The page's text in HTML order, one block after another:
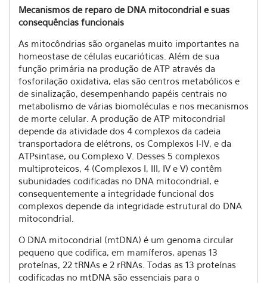
Mecanismos de reparo de DNA mitocondrial e suas
consequências funcionais
As mitocôndrias são organelas muito importantes na
homeostase de células eucarióticas. Além de sua
função primária na produção de ATP através da
fosforilação oxidativa, elas são centros metabólicos e
de sinalização, desempenhando papéis centrais no
metabolismo de várias biomoléculas e nos mecanismos
de morte celular. A produção de ATP mitocondrial
depende da atividade dos 4 complexos da cadeia
transportadora de elétrons, os Complexos I-IV, e da
ATPsintase, ou Complexo V. Desses 5 complexos
multiproteicos, 4 (Complexos I, III, IV e V) contêm
subunidades codificadas no DNA mitocondrial, e
consequentemente a integridade funcional dos
complexos depende da integridade estrutural do DNA
mitocondrial.
O DNA mitocondrial (mtDNA) é um genoma circular
pequeno que codifica, em mamíferos, apenas 13
proteínas, 22 tRNAs e 2 rRNAs. Todas as 13 proteínas
codificadas no mtDNA são essenciais para o